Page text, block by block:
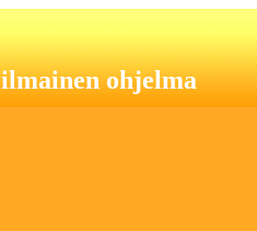
ilmainen ohjelma